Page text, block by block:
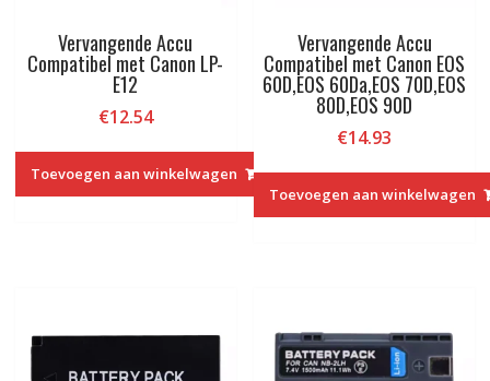
Vervangende Accu
Compatibel met Canon LP-
E12
€12.54
Toevoegen aan winkelwagen
Vervangende Accu
Compatibel met Canon EOS
60D,EOS 60Da,EOS 70D,EOS
80D,EOS 90D
€14.93
Toevoegen aan winkelwagen